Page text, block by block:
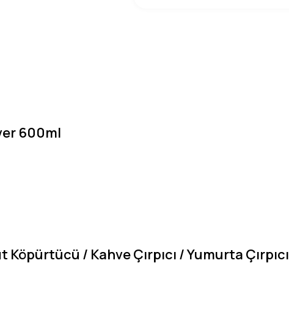
600ml
Köpürtücü / Kahve Çırpıcı / Yumurta Çırpıcı